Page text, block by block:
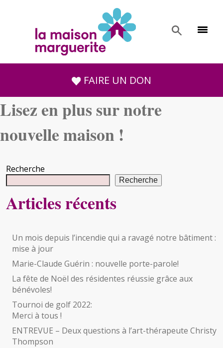
FAIRE UN DON
Lisez en plus sur notre
nouvelle maison !
Recherche
Recherche
Articles récents
Un mois depuis l’incendie qui a ravagé notre bâtiment :
mise à jour
Marie-Claude Guérin : nouvelle porte-parole!
La fête de Noël des résidentes réussie grâce aux
bénévoles!
Tournoi de golf 2022:
Merci à tous !
ENTREVUE – Deux questions à l’art-thérapeute Christy
Thompson